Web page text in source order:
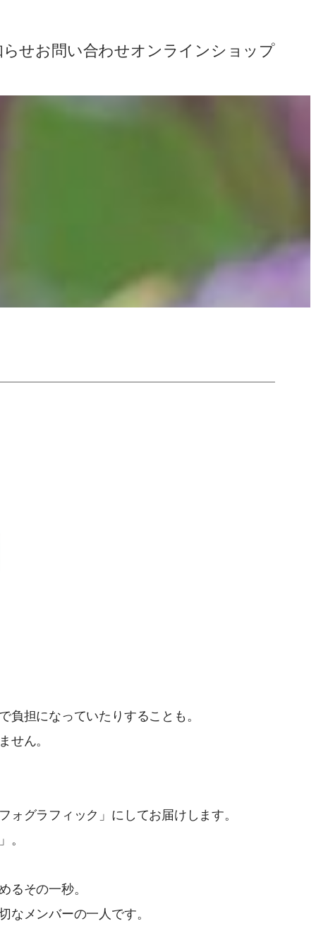
せお問い合わせオンラインショップ
負担になっていたりすることも。
せん。
ォグラフィック」にしてお届けします。
。
るその一秒。
なメンバーの一人です。